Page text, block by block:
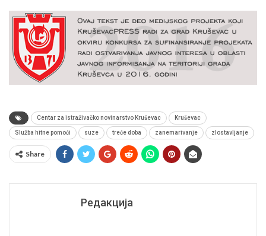
Centar za istraživačko novinarstvo Kruševac Kruševac
Služba hitne pomoći suze treće doba zanemarivanje zlostavljanje
Share
Редакција